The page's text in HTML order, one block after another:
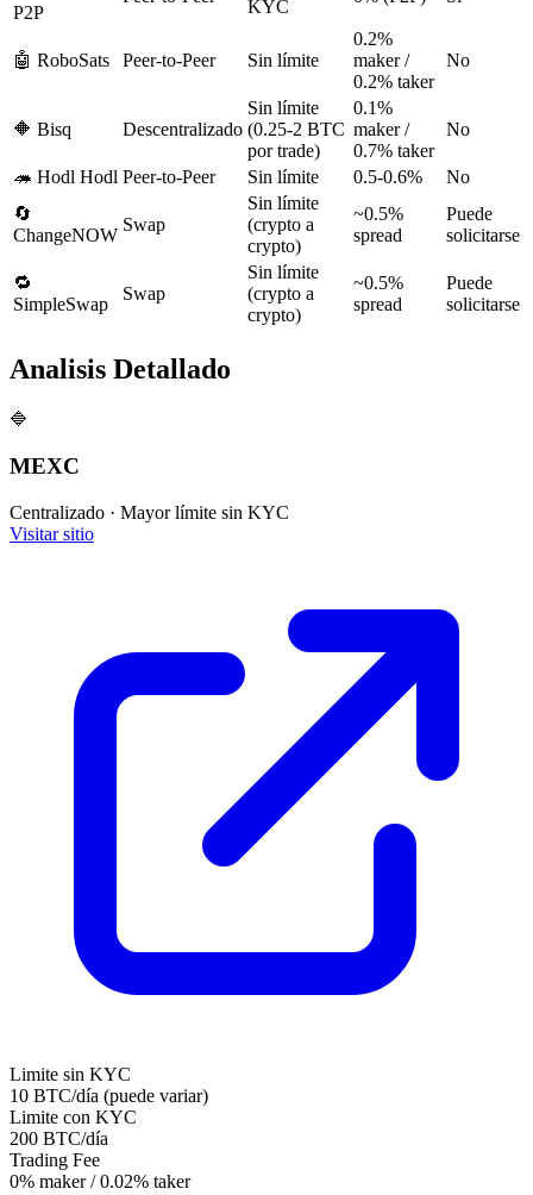
P2P
KYC
🤖 RoboSats Peer-to-Peer Sin límite
0.2%
maker /
0.2% taker
No
🔶 Bisq Descentralizado
Sin límite
(0.25-2 BTC
por trade)
0.1%
maker /
0.7% taker
No
🦔 Hodl Hodl Peer-to-Peer Sin límite 0.5-0.6%
No
🔄
ChangeNOW
Swap
Sin límite
(crypto a
crypto)
~0.5%
spread
Puede
solicitarse
🔁
SimpleSwap
Swap
Sin límite
(crypto a
crypto)
~0.5%
spread
Puede
solicitarse
Analisis Detallado
🔷
MEXC
Centralizado · Mayor límite sin KYC
Visitar sitio
Limite sin KYC
10 BTC/día (puede variar)
Limite con KYC
200 BTC/día
Trading Fee
0% maker / 0.02% taker